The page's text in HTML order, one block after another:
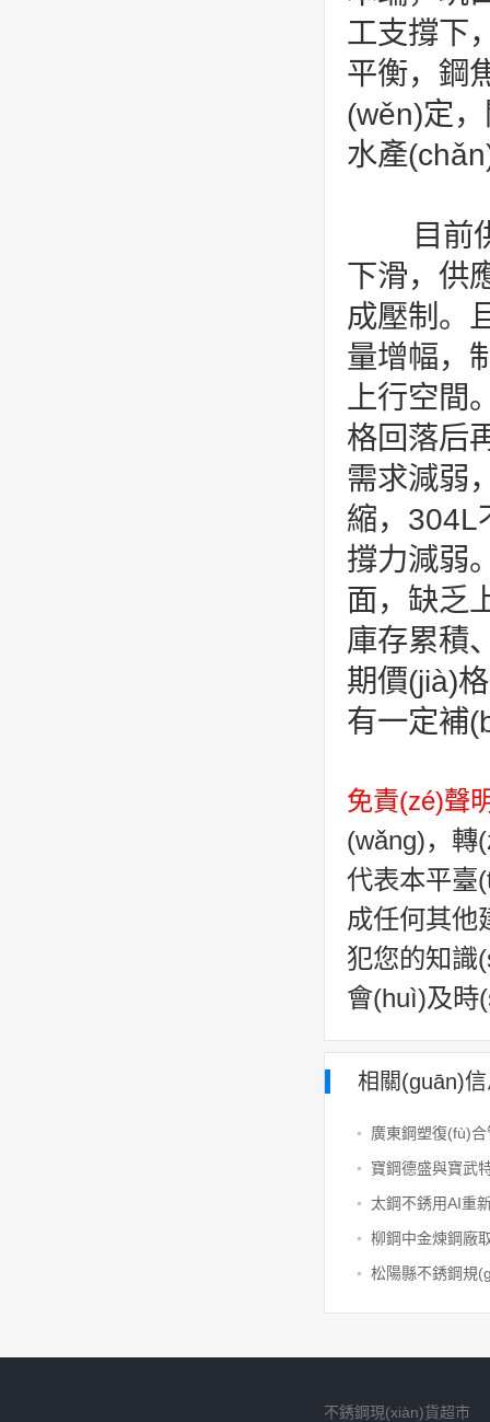
工支撐下
平衡，鋼
(wěn)定
水產
目前
下滑，供
成壓制。
量增幅，
上行空間
格回落后
需求減弱
縮，304L
撐力減弱
面，缺乏
庫存累積
期價(jià)
有一定補
免責(zé)聲
(wǎng)，轉
代表本平臺
成任何其他
犯您的知識
會(huì)及時
相關(guān)
不銹鋼現(xiàn)貨超市